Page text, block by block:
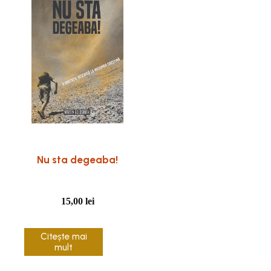
Nu sta degeaba!
15,00 lei
Citește mai
mult